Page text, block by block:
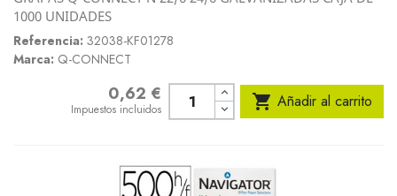
1000 UNIDADES
Referencia: 32038-KF01278
Marca: Q-CONNECT
0,62 €
Impuestos incluidos  Añadir al carrito